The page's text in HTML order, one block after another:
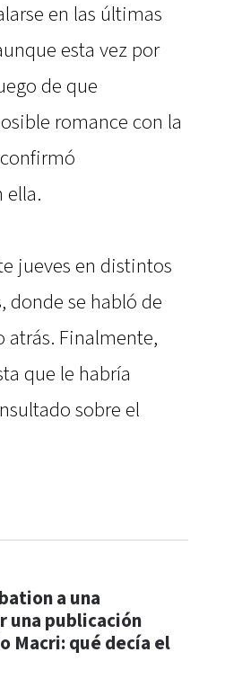
en las últimas
esta vez por
de que
romance con la
ella.
jueves en distintos
donde se habló de
Finalmente,
que le habría
sobre el
a una
una publicación
Macri: qué decía el